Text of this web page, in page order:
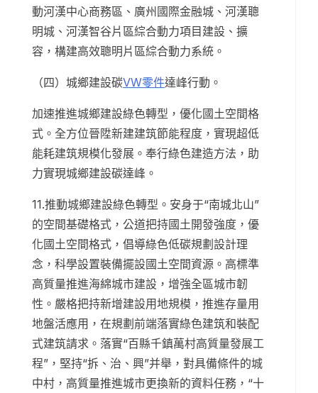
動河漢中心商務區、廣州國際金融城、河漢聰
明城、河漢智谷片區綜合動力項目建設、擴
容，構建高效聰明片區綜合動力系統。
（四）城鄉建設碳VW零件達峰行動。
加速推進城鄉建設綠色轉型，優化國土空間格
式。全方位晉陞新建建筑節能程度，實現超低
能耗建筑規模化發展。奉行綠色建造方法，助
力實現城鄉建設碳達峰。
11.推動城鄉建設綠色轉型。安身于“南城北山”
的空間基礎格式，公道把持國土開發強度，優
化國土空間格式，倡導綠色低碳規劃設計理
念，科學設置裝備擺設國土空間資源。高標準
高質量推進海綿城市建設，增強全區城市韌
性。嚴格把持新增建設用地規模，推進存量用
地盤活應用，在規劃前端落實綠色建筑和裝配
式建筑請求。落實“百縣千鎮萬村高質量發展工
程”，堅持“拆、治、興”并舉，對具備條件的城
中村，高質量推進城市更換新的資料任務，“十